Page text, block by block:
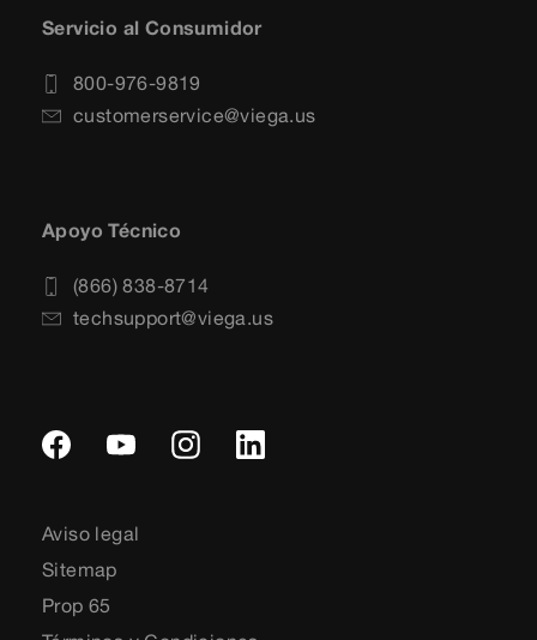
Servicio al Consumidor
800-976-9819
customerservice@viega.us
Apoyo Técnico
(866) 838-8714
techsupport@viega.us
Aviso legal
Sitemap
Prop 65